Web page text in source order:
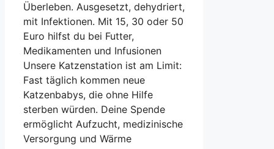
Überleben. Ausgesetzt, dehydriert,
mit Infektionen. Mit 15, 30 oder 50
Euro hilfst du bei Futter,
Medikamenten und Infusionen
Unsere Katzenstation ist am Limit:
Fast täglich kommen neue
Katzenbabys, die ohne Hilfe
sterben würden. Deine Spende
ermöglicht Aufzucht, medizinische
Versorgung und Wärme